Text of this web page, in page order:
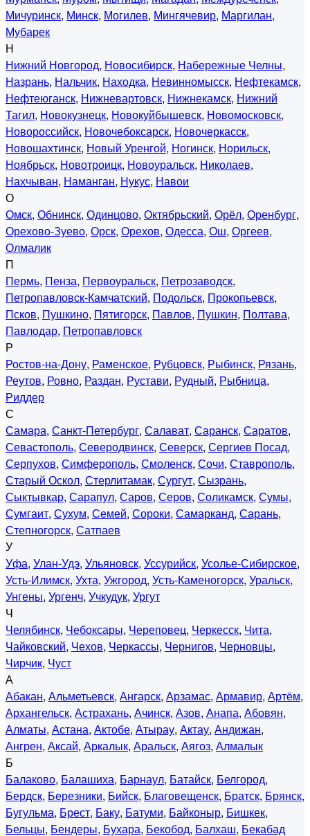
Мичуринск, Минск, Могилев, Мингячевир, Маргилан,
Мубарек
Н
Нижний Новгород, Новосибирск, Набережные Челны,
Назрань, Нальчик, Находка, Невинномысск, Нефтекамск,
Нефтеюганск, Нижневартовск, Нижнекамск, Нижний
Тагил, Новокузнецк, Новокуйбышевск, Новомосковск,
Новороссийск, Новочебоксарск, Новочеркасск,
Новошахтинск, Новый Уренгой, Ногинск, Норильск,
Ноябрьск, Новотроицк, Новоуральск, Николаев,
Нахчыван, Наманган, Нукус, Навои
О
Омск, Обнинск, Одинцово, Октябрьский, Орёл, Оренбург,
Орехово-Зуево, Орск, Орехов, Одесса, Ош, Оргеев,
Олмалик
П
Пермь, Пенза, Первоуральск, Петрозаводск,
Петропавловск-Камчатский, Подольск, Прокопьевск,
Псков, Пушкино, Пятигорск, Павлов, Пушкин, Полтава,
Павлодар, Петропавловск
Р
Ростов-на-Дону, Раменское, Рубцовск, Рыбинск, Рязань,
Реутов, Ровно, Раздан, Рустави, Рудный, Рыбница,
Риддер
С
Самара, Санкт-Петербург, Салават, Саранск, Саратов,
Севастополь, Северодвинск, Северск, Сергиев Посад,
Серпухов, Симферополь, Смоленск, Сочи, Ставрополь,
Старый Оскол, Стерлитамак, Сургут, Сызрань,
Сыктывкар, Сарапул, Саров, Серов, Соликамск, Сумы,
Сумгаит, Сухум, Семей, Сороки, Самарканд, Сарань,
Степногорск, Сатпаев
У
Уфа, Улан-Удэ, Ульяновск, Уссурийск, Усолье-Сибирское,
Усть-Илимск, Ухта, Ужгород, Усть-Каменогорск, Уральск,
Унгены, Ургенч, Учкудук, Ургут
Ч
Челябинск, Чебоксары, Череповец, Черкесск, Чита,
Чайковский, Чехов, Черкассы, Чернигов, Черновцы,
Чирчик, Чуст
А
Абакан, Альметьевск, Ангарск, Арзамас, Армавир, Артём,
Архангельск, Астрахань, Ачинск, Азов, Анапа, Абовян,
Алматы, Астана, Актобе, Атырау, Актау, Андижан,
Ангрен, Аксай, Аркалык, Аральск, Аягоз, Алмалык
Б
Балаково, Балашиха, Барнаул, Батайск, Белгород,
Бердск, Березники, Бийск, Благовещенск, Братск, Брянск,
Бугульма, Брест, Баку, Батуми, Байконыр, Бишкек,
Бельцы, Бендеры, Бухара, Бекобод, Балхаш, Бекабад